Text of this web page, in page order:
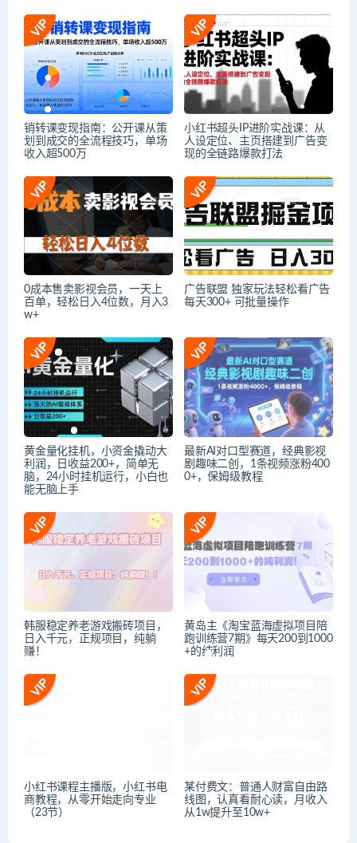
销转课变现指南：公开课从策
划到成交的全流程技巧，单场
收入超500万
小红书超头IP进阶实战课：从
人设定位、主页搭建到广告变
现的全链路爆款打法
0成本售卖影视会员，一天上
百单，轻松日入4位数，月入3
w+
广告联盟 独家玩法轻松看广告
每天300+ 可批量操作
黄金量化挂机，小资金撬动大
利润，日收益200+，简单无
脑，24小时挂机运行，小白也
能无脑上手
最新AI对口型赛道，经典影视
剧趣味二创，1条视频涨粉400
0+，保姆级教程
韩服稳定养老游戏搬砖项目，
日入千元，正规项目，纯躺
赚！
黄岛主《淘宝蓝海虚拟项目陪
跑训练营7期》每天200到1000
+的纯利润
小红书课程主播版，小红书电
商教程，从零开始走向专业
（23节）
某付费文：普通人财富自由路
线图，认真看耐心读，月收入
从1w提升至10w+